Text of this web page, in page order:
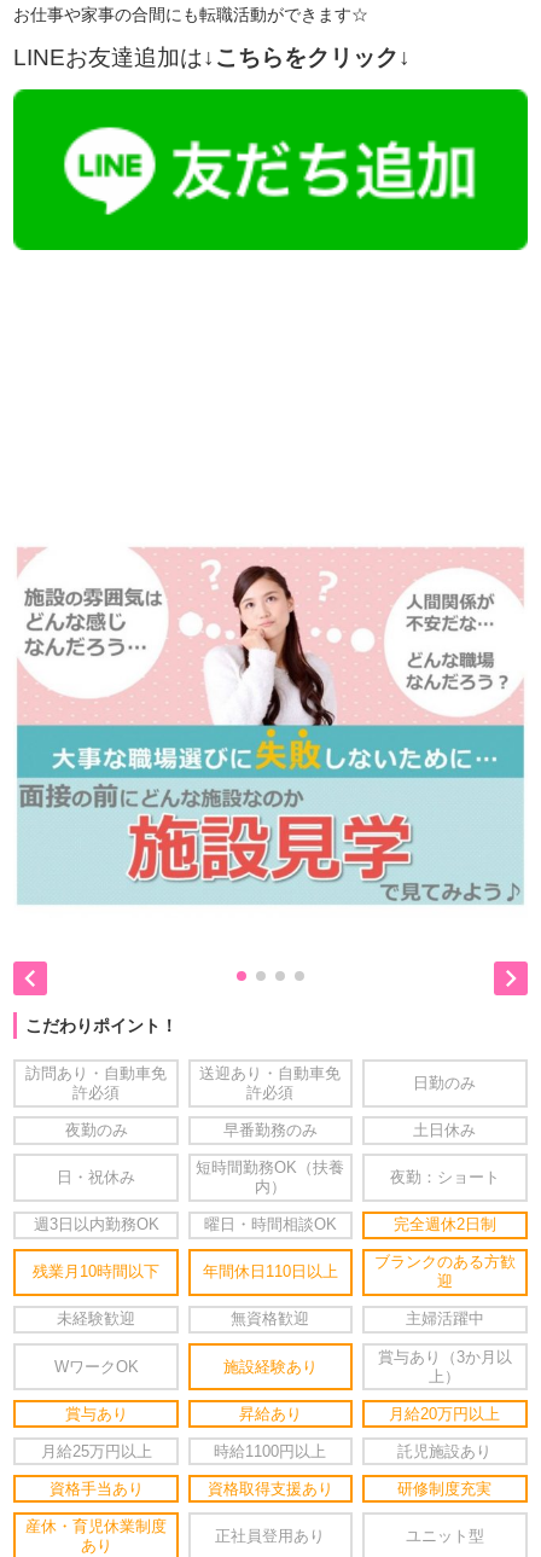
お仕事や家事の合間にも転職活動ができます☆
LINEお友達追加は↓こちらをクリック↓
 
こだわりポイント！
訪問あり・自動車免
許必須
送迎あり・自動車免
許必須
日勤のみ
夜勤のみ 早番勤務のみ 土日休み
日・祝休み
短時間勤務OK（扶養
内）
夜勤：ショート
週3日以内勤務OK 曜日・時間相談OK 完全週休2日制
残業月10時間以下 年間休日110日以上
ブランクのある方歓
迎
未経験歓迎 無資格歓迎 主婦活躍中
WワークOK 施設経験あり
賞与あり（3か月以
上）
賞与あり 昇給あり 月給20万円以上
月給25万円以上 時給1100円以上 託児施設あり
資格手当あり 資格取得支援あり 研修制度充実
産休・育児休業制度
あり
正社員登用あり ユニット型